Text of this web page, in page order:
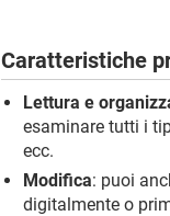
Caratteristiche
Lettura e
esaminare tutti i
ecc.
Modifica: puoi
digitalmente o